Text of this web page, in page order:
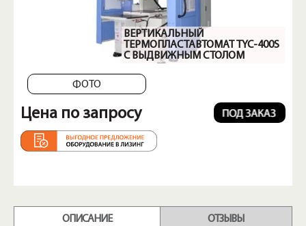
ВЕРТИКАЛЬНЫЙ
ТЕРМОПЛАСТАВТОМАТ TYC-400S
С ВЫДВИЖНЫМ СТОЛОМ
ФОТО
Цена по запросу
ОПИСАНИЕ ОТЗЫВЫ